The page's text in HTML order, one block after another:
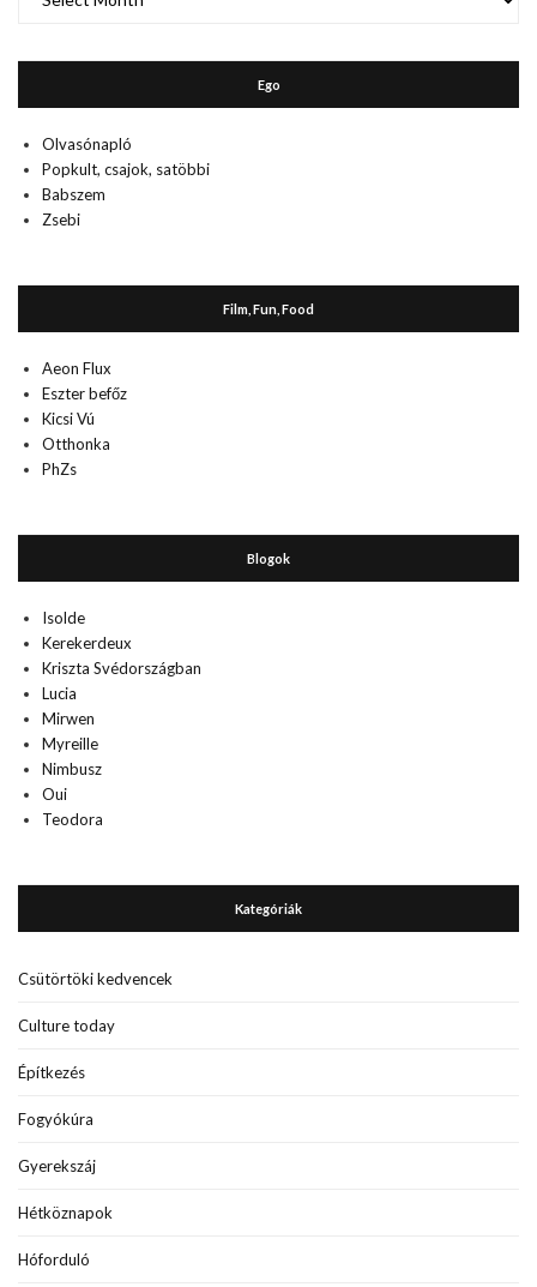
múlt
Ego
Olvasónapló
Popkult, csajok, satöbbi
Babszem
Zsebi
Film, Fun, Food
Aeon Flux
Eszter befőz
Kicsi Vú
Otthonka
PhZs
Blogok
Isolde
Kerekerdeux
Kriszta Svédországban
Lucia
Mirwen
Myreille
Nimbusz
Oui
Teodora
Kategóriák
Csütörtöki kedvencek
Culture today
Építkezés
Fogyókúra
Gyerekszáj
Hétköznapok
Hóforduló